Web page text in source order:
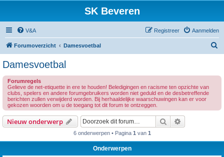
SK Beveren
V&A Aanmelden
Registreer
Forumoverzicht Damesvoetbal
Damesvoetbal
Forumregels
Gelieve de net-etiquette in ere te houden! Beledigingen en racisme ten opzichte van
clubs, spelers en andere forumgebruikers worden niet geduld en de desbetreffende
berichten zullen verwijderd worden. Bij herhaaldelijke waarschuwingen kan er voor
gekozen woorden om u de toegang tot dit forum te ontzeggen.
Nieuw onderwerp Zoek
6 onderwerpen • Pagina 1 van 1
Onderwerpen